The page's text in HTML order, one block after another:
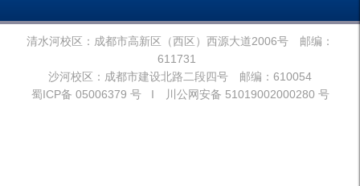
清水河校区：成都市高新区（西区）西源大道2006号 邮编：
611731
沙河校区：成都市建设北路二段四号 邮编：610054
蜀ICP备 05006379 号 I 川公网安备 51019002000280 号